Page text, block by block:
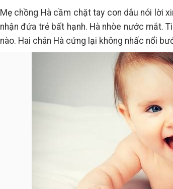
Mẹ chồng Hà cầm chặt tay con dâu nói lời
nhận đứa trẻ bất hạnh. Hà nhòe nước mắt.
nào. Hai chân Hà cứng lại không nhấc nổi